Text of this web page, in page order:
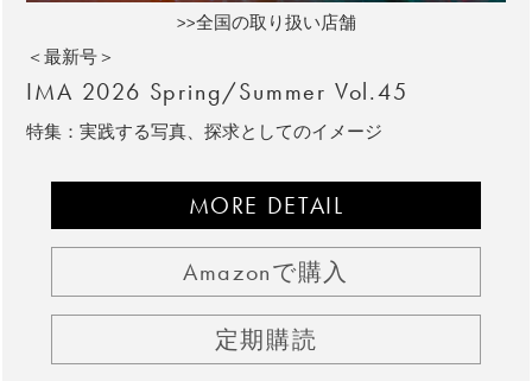
>>全国の取り扱い店舗
＜最新号＞
IMA 2026 Spring/Summer Vol.45
特集：実践する写真、探求としてのイメージ
MORE DETAIL
Amazonで購入
定期購読